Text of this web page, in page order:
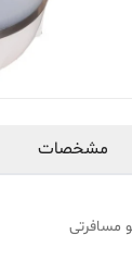
مشخصات
مسافرتی